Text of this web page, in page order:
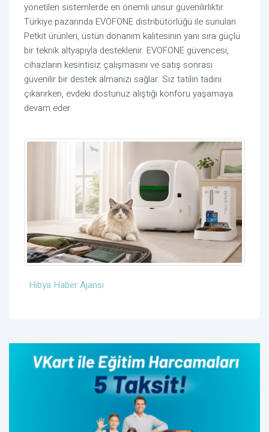
yönetilen sistemlerde en önemli unsur güvenilirliktir.
Türkiye pazarında EVOFONE distribütörlüğü ile sunulan
Petkit ürünleri, üstün donanım kalitesinin yanı sıra güçlü
bir teknik altyapıyla desteklenir. EVOFONE güvencesi,
cihazların kesintisiz çalışmasını ve satış sonrası
güvenilir bir destek almanızı sağlar. Siz tatilin tadını
çıkarırken, evdeki dostunuz alıştığı konforu yaşamaya
devam eder.
Hibya Haber Ajansı